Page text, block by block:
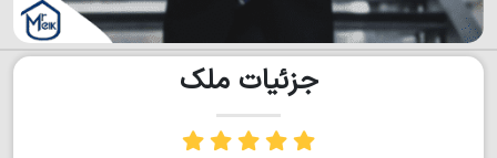
جزئیات ملک